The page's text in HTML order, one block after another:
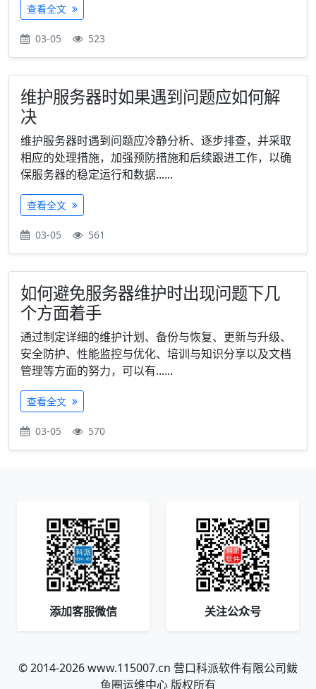
查看全文
03-05 523
维护服务器时如果遇到问题应如何解
决
维护服务器时遇到问题应冷静分析、逐步排查，并采取
相应的处理措施，加强预防措施和后续跟进工作，以确
保服务器的稳定运行和数据......
查看全文
03-05 561
如何避免服务器维护时出现问题下几
个方面着手
通过制定详细的维护计划、备份与恢复、更新与升级、
安全防护、性能监控与优化、培训与知识分享以及文档
管理等方面的努力，可以有......
查看全文
03-05 570
添加客服微信 关注公众号
© 2014-2026 www.115007.cn 营口科派软件有限公司鲅
鱼圈运维中心 版权所有